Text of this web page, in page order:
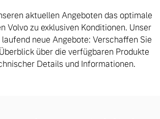
aktuellen Angeboten das optimale
Volvo zu exklusiven Konditionen. Unser
neue Angebote: Verschaffen Sie
über die verfügbaren Produkte
Details und Informationen.